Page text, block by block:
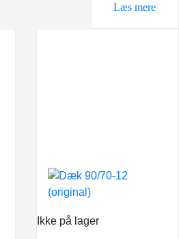
Læs mere
Ikke på lager